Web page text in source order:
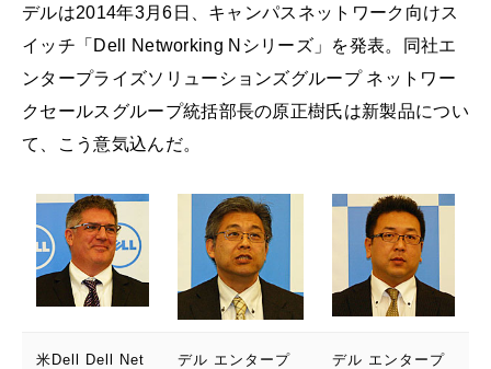
デルは2014年3月6日、キャンパスネットワーク向けス
イッチ「Dell Networking Nシリーズ」を発表。同社エ
ンタープライズソリューションズグループ ネットワー
クセールスグループ統括部長の原正樹氏は新製品につい
て、こう意気込んだ。
米Dell Dell Net
デル エンタープ
デル エンタープ